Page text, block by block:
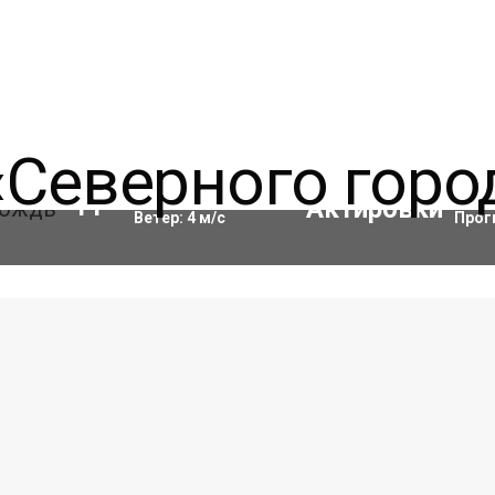
11°C Влажность: 91%
Ветер: 4м/с